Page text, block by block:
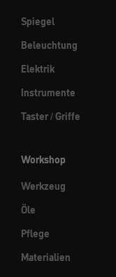
Spiegel
Beleuchtung
Elektrik
Instrumente
Taster / Griffe
Workshop
Werkzeug
Öle
Pflege
Materialien